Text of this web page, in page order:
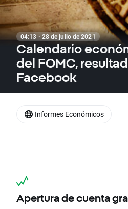
04:13 · 28 de julio de 2021
Calendario
del FOMC,
Facebook
Apertura de cuenta
Informes Económicos